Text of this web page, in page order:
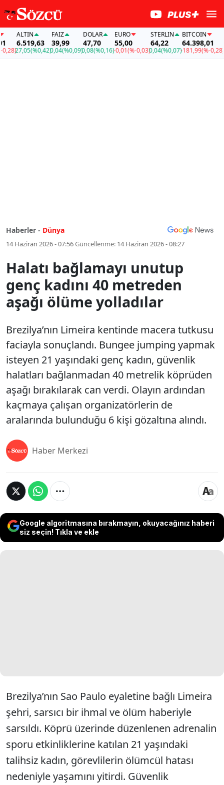
ALTIN
6.519,63
27,05(%0,42)
FAİZ
39,99
0,04(%0,09)
DOLAR
47,70
0,08(%0,16)
EURO
55,00
-0,01(%-0,03)
STERLIN
64,22
0,04(%0,07)
BITCOIN
64.398,01
-181,99(%-0,28)
Haberler - Dünya
14 Haziran 2026 - 07:56Güncellenme: 14 Haziran 2026 - 08:27
Halatı bağlamayı unutup
genç kadını 40 metreden
aşağı ölüme yolladılar
Brezilya’nın Limeira kentinde macera tutkusu
faciayla sonuçlandı. Bungee jumping yapmak
isteyen 21 yaşındaki genç kadın, güvenlik
halatları bağlanmadan 40 metrelik köprüden
aşağı bırakılarak can verdi. Olayın ardından
kaçmaya çalışan organizatörlerin de
aralarında bulunduğu 6 kişi gözaltına alındı.
Haber Merkezi
Google algoritmasına bırakmayın, okuyacağınız haberi
siz seçin! Tıkla ve ekle
Brezilya’nın Sao Paulo eyaletine bağlı Limeira
şehri, sarsıcı bir ihmal ve ölüm haberiyle
sarsıldı. Köprü üzerinde düzenlenen adrenalin
sporu etkinliklerine katılan 21 yaşındaki
talihsiz kadın, görevlilerin ölümcül hatası
nedeniyle yaşamını yitirdi. Güvenlik